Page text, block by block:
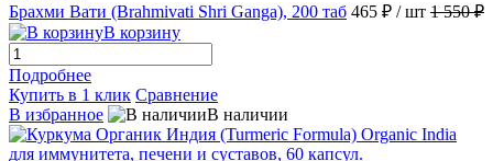
Брахми Вати (Brahmivati Shri Ganga), 200 таб 465 ₽ / шт 1 550 ₽
В корзину
Подробнее
Купить в 1 клик Сравнение
В избранное
В наличии